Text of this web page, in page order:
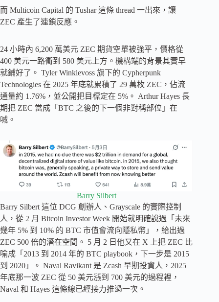
而 Multicoin Capital 的 Tushar 這條 thread 一出來，讓
ZEC 產生了連鎖反應。
24 小時內 6,200 萬美元 ZEC 期貨空單被強平，價格從
400 美元一路衝到 580 美元上方。機構端的背景其實早
就鋪好了。 Tyler Winklevoss 旗下的 Cypherpunk
Technologies 在 2025 年底就累積了 29 萬枚 ZEC，佔流
通量約 1.76%，並公開把目標定在 5%。 Arthur Hayes 長
期把 ZEC 當成「BTC 之後的下一個非對稱部位」在
喊。
Barry Silbert
Barry Silbert 這位 DCG 創辦人、Grayscale 的實際控制
人，從 2 月 Bitcoin Investor Week 開始就明確說過「未來
幾年 5% 到 10% 的 BTC 市值會流向隱私幣」，給出過
ZEC 500 倍的潛在空間。 5 月 2 日他又在 X 上把 ZEC 比
喻成「2013 到 2014 年的 BTC playbook，下一步是 2015
到 2020」。 Naval Ravikant 是 Zcash 早期投資人，2025
年底那一波 ZEC 從 50 美元漲到 700 美元的過程裡，
Naval 和 Hayes 這條線已經接力推過一次。